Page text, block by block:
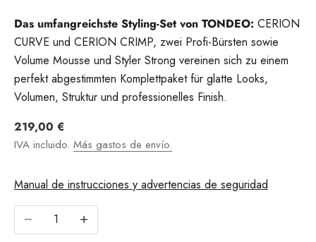
Das umfangreichste Styling-Set von TONDEO: CERION
CURVE und CERION CRIMP, zwei Profi-Bürsten sowie
Volume Mousse und Styler Strong vereinen sich zu einem
perfekt abgestimmten Komplettpaket für glatte Looks,
Volumen, Struktur und professionelles Finish.
Angebot
219,00 €
IVA incluido. Más gastos de envío.
Manual de instrucciones y advertencias de seguridad
Reducir cantidadAumentar la cantidad